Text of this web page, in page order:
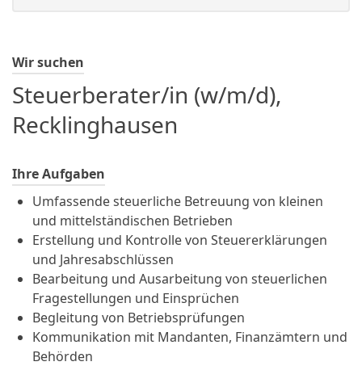
Wir suchen
Steuerberater/in (w/m/d),
Recklinghausen
Ihre Aufgaben
Umfassende steuerliche Betreuung von kleinen
und mittelständischen Betrieben
Erstellung und Kontrolle von Steuererklärungen
und Jahresabschlüssen
Bearbeitung und Ausarbeitung von steuerlichen
Fragestellungen und Einsprüchen
Begleitung von Betriebsprüfungen
Kommunikation mit Mandanten, Finanzämtern und
Behörden